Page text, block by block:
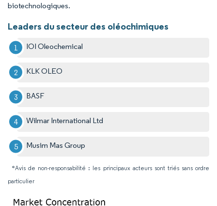
biotechnologiques.
Leaders du secteur des oléochimiques
IOI Oleochemical
KLK OLEO
BASF
Wilmar International Ltd
Musim Mas Group
*Avis de non-responsabilité : les principaux acteurs sont triés sans ordre
particulier